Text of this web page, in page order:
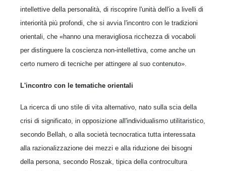
intellettive della personalità, di riscoprire l'unità dell'io a livelli di
interiorità più profondi, che si avvia l'incontro con le tradizioni
orientali, che «hanno una meravigliosa ricchezza di vocaboli
per distinguere la coscienza non-intellettiva, come anche un
certo numero di tecniche per attingere al suo contenuto».
L'incontro con le tematiche orientali
La ricerca di uno stile di vita alternativo, nato sulla scia della
crisi di significato, in opposizione all'individualismo utilitaristico,
secondo Bellah, o alla società tecnocratica tutta interessata
alla razionalizzazione dei mezzi e alla riduzione dei bisogni
della persona, secondo Roszak, tipica della controcultura